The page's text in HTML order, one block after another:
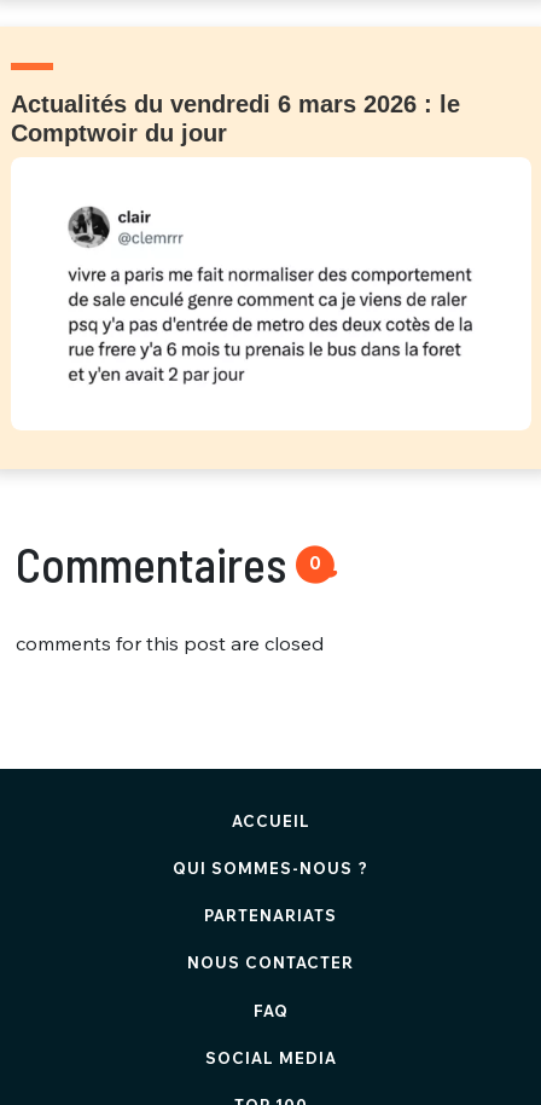
Actualités du vendredi 6 mars 2026 : le
Comptwoir du jour
Commentaires 0
comments for this post are closed
ACCUEIL
QUI SOMMES-NOUS ?
PARTENARIATS
NOUS CONTACTER
FAQ
SOCIAL MEDIA